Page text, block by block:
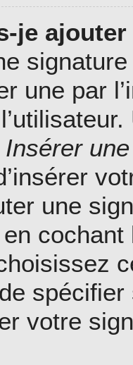
je
une par
Insérer
une
votre